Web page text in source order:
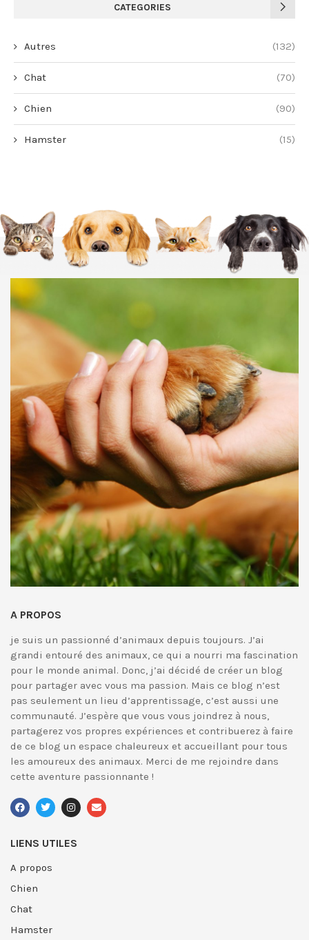
CATEGORIES
Autres (132)
Chat (70)
Chien (90)
Hamster (15)
A PROPOS
je suis un passionné d’animaux depuis toujours. J’ai
grandi entouré des animaux, ce qui a nourri ma fascination
pour le monde animal. Donc, j’ai décidé de créer un blog
pour partager avec vous ma passion. Mais ce blog n’est
pas seulement un lieu d’apprentissage, c’est aussi une
communauté. J’espère que vous vous joindrez à nous,
partagerez vos propres expériences et contribuerez à faire
de ce blog un espace chaleureux et accueillant pour tous
les amoureux des animaux. Merci de me rejoindre dans
cette aventure passionnante !
LIENS UTILES
A propos
Chien
Chat
Hamster